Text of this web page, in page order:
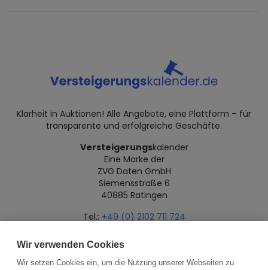
Klarheit in Auktionen! Alle Angebote, eine Plattform – für
transparente und erfolgreiche Geschäfte.
Versteigerungskalender
Eine Marke der
ZVG Daten GmbH
Siemensstraße 6
40885 Ratingen
Tel.: +49 (0) 2102 711 724
Datenschutz Impressum Über uns
Wir verwenden Cookies
Wir setzen Cookies ein, um die Nutzung unserer Webseiten zu